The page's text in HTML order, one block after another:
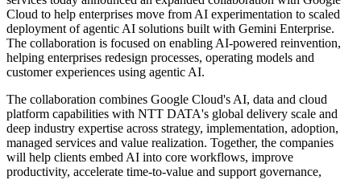
Cloud to help enterprises move from AI experimentation to scaled
deployment of agentic AI solutions built with Gemini Enterprise.
The collaboration is focused on enabling AI-powered reinvention,
helping enterprises redesign processes, operating models and
customer experiences using agentic AI.
The collaboration combines Google Cloud's AI, data and cloud
platform capabilities with NTT DATA's global delivery scale and
deep industry expertise across strategy, implementation, adoption,
managed services and value realization. Together, the companies
will help clients embed AI into core workflows, improve
productivity, accelerate time-to-value and support governance,